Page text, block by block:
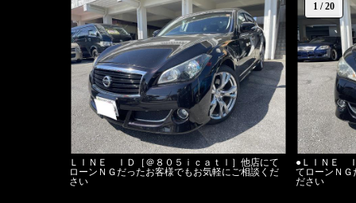
1 /20
ＬＩＮＥ ＩＤ［＠８０５ｉｃａｔｌ］他店にて
ローンＮＧだったお客様でもお気軽にご相談くだ
さい
●ＬＩＮＥ
てローンＮＧ
ださい